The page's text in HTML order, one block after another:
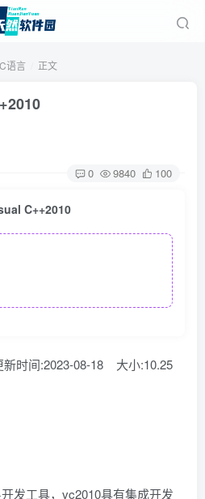
C语言 正文
0 9840 100
C++2010
新时间:2023-08-18
大小:10.25
发工具，vc2010具有集成开发